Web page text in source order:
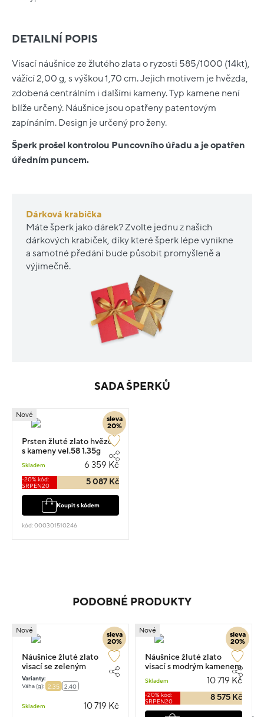
DETAILNÍ POPIS
Visací náušnice ze žlutého zlata o ryzosti 585/1000 (14kt),
vážící 2,00 g, s výškou 1,70 cm. Jejich motivem je hvězda,
zdobená centrálním i dalšími kameny. Typ kamene není
blíže určený. Náušnice jsou opatřeny patentovým
zapínáním. Design je určený pro ženy.
Šperk prošel kontrolou Puncovního úřadu a je opatřen
úředním puncem.
Dárková krabička
Máte šperk jako dárek? Zvolte jednu z našich
dárkových krabiček, díky které šperk lépe vynikne
a samotné předání bude působit promyšleně a
výjimečně.
SADA ŠPERKŮ
sleva
20%
Nové
Prsten žluté zlato hvězda
s kameny vel.58 1.35g
Skladem 6 359 Kč
-20% kód:
SRPEN20
5 087 Kč
Koupit s kódem
kód: 000301510246
PODOBNÉ PRODUKTY
sleva
20%
Nové
Náušnice žluté zlato
visací se zeleným
kamenem 1.6cm 2.35g
Varianty:
Váha (g): 2.35 2.40
Skladem 10 719 Kč
sleva
20%
Nové
Náušnice žluté zlato
visací s modrým kamenem
Skladem 10 719 Kč
-20% kód:
SRPEN20
8 575 Kč